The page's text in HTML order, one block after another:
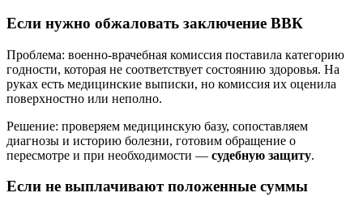
Если нужно обжаловать заключение ВВК
Проблема: военно-врачебная комиссия поставила категорию
годности, которая не соответствует состоянию здоровья. На
руках есть медицинские выписки, но комиссия их оценила
поверхностно или неполно.
Решение: проверяем медицинскую базу, сопоставляем
диагнозы и историю болезни, готовим обращение о
пересмотре и при необходимости — судебную защиту.
Если не выплачивают положенные суммы